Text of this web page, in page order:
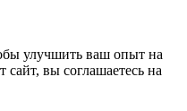
улучшить ваш опыт на
вы соглашаетесь на